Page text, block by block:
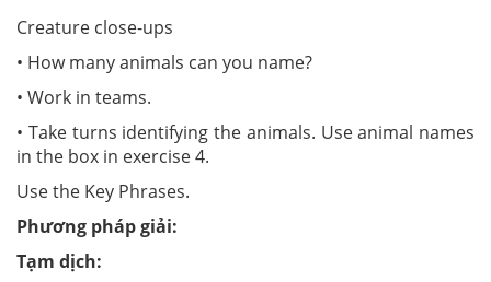
Creature close-ups
• How many animals can you name?
• Work in teams.
• Take turns identifying the animals. Use animal names
in the box in exercise 4.
Use the Key Phrases.
Phương pháp giải:
Tạm dịch: